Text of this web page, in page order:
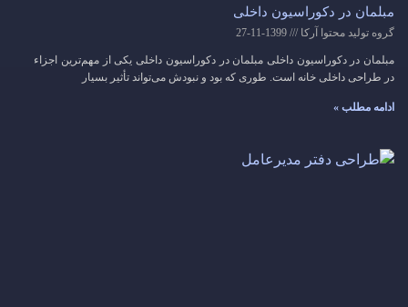
مبلمان در دکوراسیون داخلی
گروه تولید محتوا آرکا
مبلمان در دکوراسیون داخلی مبلمان در دکوراسیون داخلی یکی از مهم‌ترین اجزاء
در طراحی داخلی خانه است. طوری که بود و نبودش می‌تواند تأثیر بسیار
ادامه مطلب »